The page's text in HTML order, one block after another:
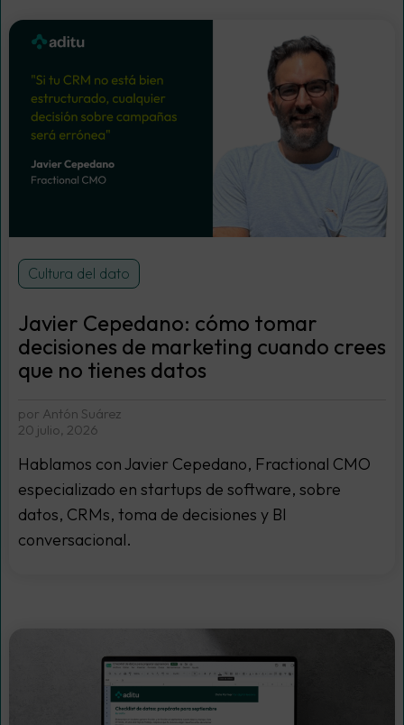
Cultura del dato
Javier Cepedano: cómo tomar
decisiones de marketing cuando crees
que no tienes datos
por Antón Suárez
20 julio, 2026
Hablamos con Javier Cepedano, Fractional CMO
especializado en startups de software, sobre
datos, CRMs, toma de decisiones y BI
conversacional.